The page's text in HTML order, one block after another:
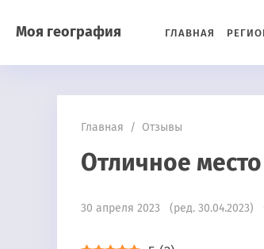
Моя география ГЛАВНАЯ
Главная / Отзывы
Отличное
30 апреля 2023 (ред. 30.04.2023)